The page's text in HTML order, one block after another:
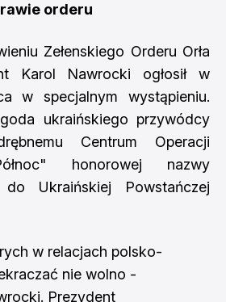
orderu
Zełenskiego Orderu Orła
Karol Nawrocki ogłosił w
w specjalnym wystąpieniu.
ukraińskiego przywódcy
Centrum Operacji
honorowej nazwy
Ukraińskiej Powstańczej
w relacjach polsko-
nie wolno -
Prezydent